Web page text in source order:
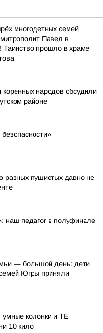
многодетных семей
митрополит Павел в
Таинство прошло в храме
народов обсудили
районе
разных пушистых давно не
наш педагог в полуфинале
— большой день: дети
Югры приняли
умные колонки и ТЕ
10 кило